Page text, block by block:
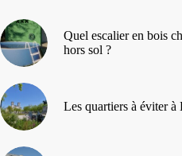
Quel escalier en bois
hors sol ?
Les quartiers à éviter à